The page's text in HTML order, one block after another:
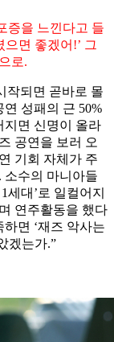
증을 느낀다고 들
면 좋겠어!’ 그
로.
작되면 곧바로 몰
성패의 근 50%
지면 신명이 올라
공연을 보러 오
기회 자체가 주
소수의 마니아들
세대’로 일컬어지
연주활동을 했다
면 ‘재즈 악사는
겠는가.”